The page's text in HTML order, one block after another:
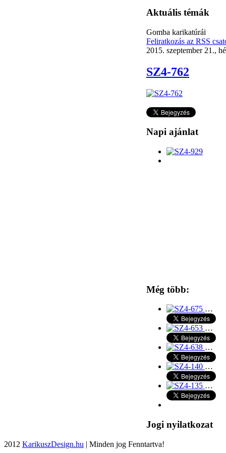
Aktuális témák
Gomba karikatúrái
Feliratkozás az RSS
2015. szeptember 21.,
SZ4-762
Napi ajánlat
Még több:
…
…
…
…
…
Jogi nyilatkozat
2012 KarikuszDesign.hu | Minden jog Fenntartva!